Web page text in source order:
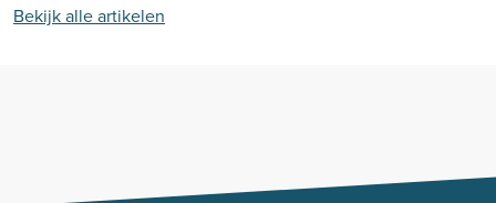
Bekijk alle artikelen